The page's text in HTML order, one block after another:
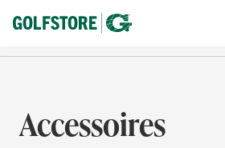
Accessoires